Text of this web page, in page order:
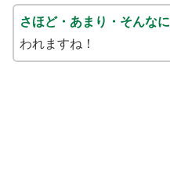
さほど・あまり・そんなに
われますね！